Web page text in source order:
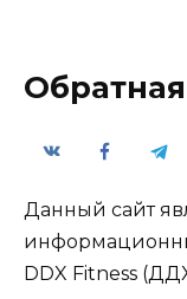
Данный сайт
DDX Fitness